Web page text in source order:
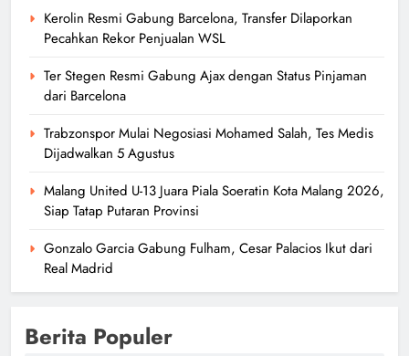
Trabzonspor Mulai Negosiasi
Dijadwalkan 5 Agustus
Soeratin Kota Malang 2026, Siap
Kerolin Resmi Gabung Barcelona, Transfer Dilaporkan
Pecahkan Rekor Penjualan WSL
Ter Stegen Resmi Gabung Ajax dengan Status Pinjaman
dari Barcelona
Trabzonspor Mulai Negosiasi Mohamed Salah, Tes Medis
Dijadwalkan 5 Agustus
Malang United U-13 Juara Piala Soeratin Kota Malang 2026,
Siap Tatap Putaran Provinsi
Gonzalo Garcia Gabung Fulham, Cesar Palacios Ikut dari
Real Madrid
Berita Populer